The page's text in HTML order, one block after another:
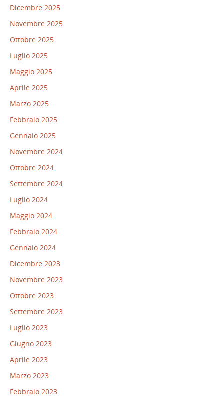
Dicembre 2025
Novembre 2025
Ottobre 2025
Luglio 2025
Maggio 2025
Aprile 2025
Marzo 2025
Febbraio 2025
Gennaio 2025
Novembre 2024
Ottobre 2024
Settembre 2024
Luglio 2024
Maggio 2024
Febbraio 2024
Gennaio 2024
Dicembre 2023
Novembre 2023
Ottobre 2023
Settembre 2023
Luglio 2023
Giugno 2023
Aprile 2023
Marzo 2023
Febbraio 2023